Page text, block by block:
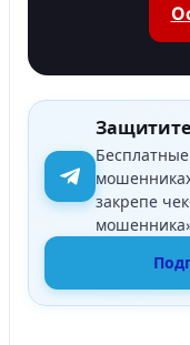
закрепе